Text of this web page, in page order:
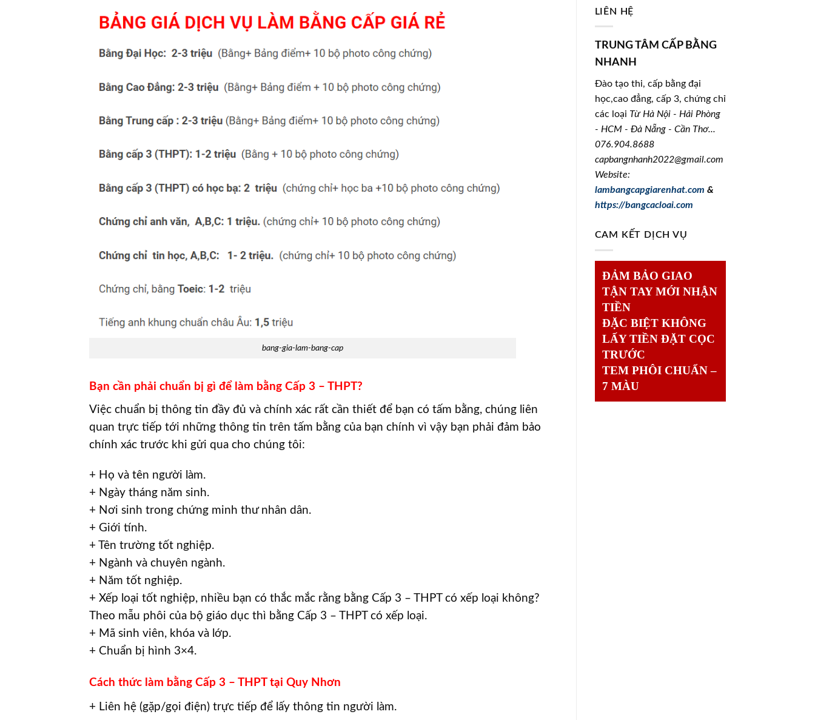
bang-gia-lam-bang-cap
Bạn cần phải chuẩn bị gì để làm bằng Cấp 3 – THPT?
Việc chuẩn bị thông tin đầy đủ và chính xác rất cần thiết để bạn có tấm bằng, chúng liên
quan trực tiếp tới những thông tin trên tấm bằng của bạn chính vì vậy bạn phải đảm bảo
chính xác trước khi gửi qua cho chúng tôi:
+ Họ và tên người làm.
+ Ngày tháng năm sinh.
+ Nơi sinh trong chứng minh thư nhân dân.
+ Giới tính.
+ Tên trường tốt nghiệp.
+ Ngành và chuyên ngành.
+ Năm tốt nghiệp.
+ Xếp loại tốt nghiệp, nhiều bạn có thắc mắc rằng bằng Cấp 3 – THPT có xếp loại không?
Theo mẫu phôi của bộ giáo dục thì bằng Cấp 3 – THPT có xếp loại.
+ Mã sinh viên, khóa và lớp.
+ Chuẩn bị hình 3×4.
Cách thức làm bằng Cấp 3 – THPT tại Quy Nhơn
+ Liên hệ (gặp/gọi điện) trực tiếp để lấy thông tin người làm.
LIÊN HỆ
TRUNG TÂM CẤP BẰNG
NHANH
Đào tạo thi, cấp bằng đại
học,cao đẳng, cấp 3, chứng chỉ
các loại Từ Hà Nội - Hải Phòng
- HCM - Đà Nẵng - Cần Thơ...
076.904.8688
capbangnhanh2022@gmail.com
Website:
lambangcapgiarenhat.com &
https://bangcacloai.com
CAM KẾT DỊCH VỤ
ĐẢM BẢO GIAO
TẬN TAY MỚI NHẬN
TIỀN
ĐẶC BIỆT KHÔNG
LẤY TIỀN ĐẶT CỌC
TRƯỚC
TEM PHÔI CHUẨN –
7 MÀU